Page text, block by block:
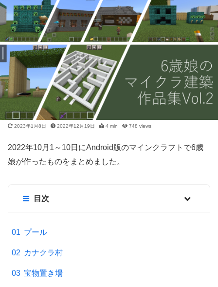
2023年1月8日 2022年12月19日 4 min 748 views
2022年10月1～10日にAndroid版のマインクラフトで6歳
娘が作ったものをまとめました。
目次
プール
カナクラ村
宝物置き場